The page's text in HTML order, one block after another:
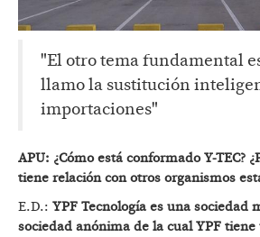
"El otro tema fundamental
llamo la sustitución
importaciones"
APU: ¿Cómo está conformado Y-TEC?
tiene relación con otros organismos
E.D.: YPF Tecnología es una sociedad
sociedad anónima de la cual YPF tiene